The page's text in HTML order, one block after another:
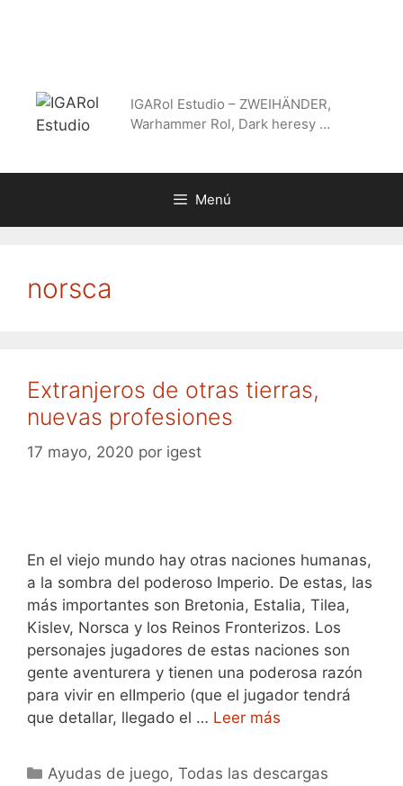
IGARol Estudio – ZWEIHÄNDER,
Warhammer Rol, Dark heresy …
Menú
norsca
Extranjeros de otras tierras,
nuevas profesiones
17 mayo, 2020 por igest
En el viejo mundo hay otras naciones humanas,
a la sombra del poderoso Imperio. De estas, las
más importantes son Bretonia, Estalia, Tilea,
Kislev, Norsca y los Reinos Fronterizos. Los
personajes jugadores de estas naciones son
gente aventurera y tienen una poderosa razón
para vivir en elImperio (que el jugador tendrá
que detallar, llegado el … Leer más
Categorías
Ayudas de juego,Todas las descargas